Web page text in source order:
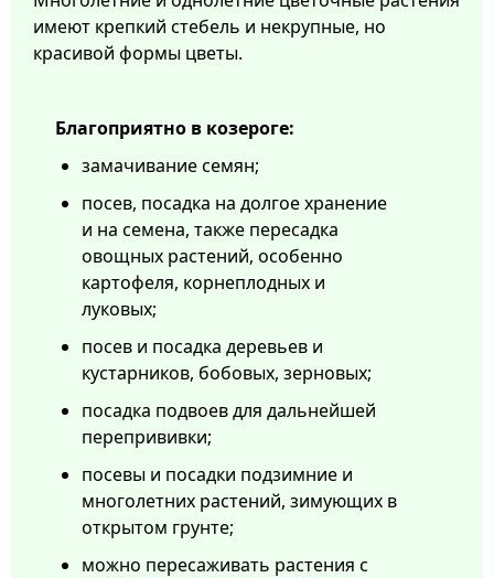
имеют крепкий стебель и некрупные, но
красивой формы цветы.
Благоприятно в козероге:
замачивание семян;
посев, посадка на долгое хранение
и на семена, также пересадка
овощных растений, особенно
картофеля, корнеплодных и
луковых;
посев и посадка деревьев и
кустарников, бобовых, зерновых;
посадка подвоев для дальнейшей
перепрививки;
посевы и посадки подзимние и
многолетних растений, зимующих в
открытом грунте;
можно пересаживать растения с